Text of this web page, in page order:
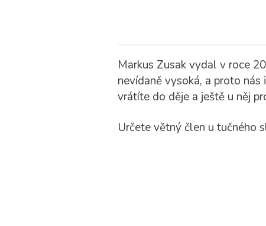
Markus Zusak vydal v roce
nevídaně vysoká, a proto
vrátíte do děje a ještě u něj
Určete větný člen u tučného